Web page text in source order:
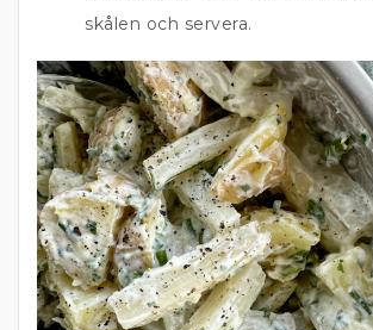
skålen och servera.